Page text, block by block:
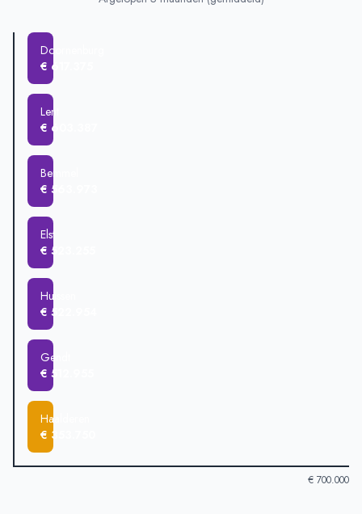
Doornenburg
€ 617.375
Lent
€ 603.387
Bemmel
€ 563.973
Elst
€ 523.255
Huissen
€ 522.954
Gendt
€ 512.955
Haalderen
€ 353.750
€ 700.000